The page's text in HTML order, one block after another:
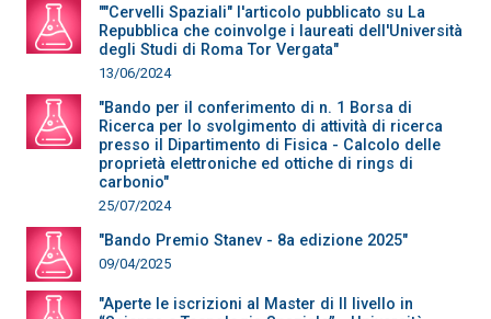
""Cervelli Spaziali" l'articolo pubblicato su La
Repubblica che coinvolge i laureati dell'Università
degli Studi di Roma Tor Vergata"
13/06/2024
"Bando per il conferimento di n. 1 Borsa di
Ricerca per lo svolgimento di attività di ricerca
presso il Dipartimento di Fisica - Calcolo delle
proprietà elettroniche ed ottiche di rings di
carbonio"
25/07/2024
"Bando Premio Stanev - 8a edizione 2025"
09/04/2025
"Aperte le iscrizioni al Master di II livello in